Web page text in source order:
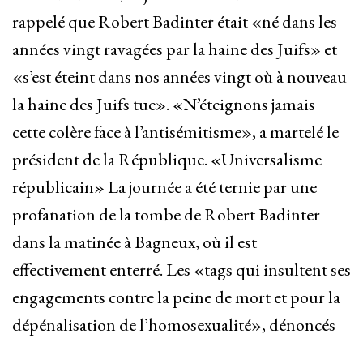
rappelé que Robert Badinter était «né dans les
années vingt ravagées par la haine des Juifs» et
«s’est éteint dans nos années vingt où à nouveau
la haine des Juifs tue». «N’éteignons jamais
cette colère face à l’antisémitisme», a martelé le
président de la République. «Universalisme
républicain» La journée a été ternie par une
profanation de la tombe de Robert Badinter
dans la matinée à Bagneux, où il est
effectivement enterré. Les «tags qui insultent ses
engagements contre la peine de mort et pour la
dépénalisation de l’homosexualité», dénoncés